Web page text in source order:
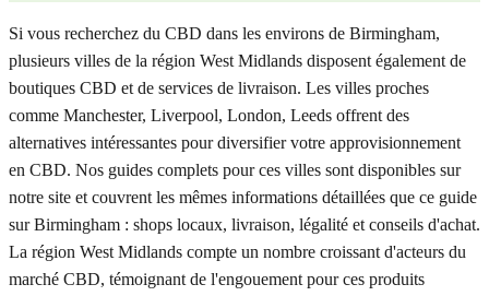
Si vous recherchez du CBD dans les environs de Birmingham,
plusieurs villes de la région West Midlands disposent également de
boutiques CBD et de services de livraison. Les villes proches
comme Manchester, Liverpool, London, Leeds offrent des
alternatives intéressantes pour diversifier votre approvisionnement
en CBD. Nos guides complets pour ces villes sont disponibles sur
notre site et couvrent les mêmes informations détaillées que ce guide
sur Birmingham : shops locaux, livraison, légalité et conseils d'achat.
La région West Midlands compte un nombre croissant d'acteurs du
marché CBD, témoignant de l'engouement pour ces produits